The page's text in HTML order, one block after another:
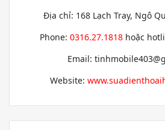
Địa chỉ: 168 Lạch Tray, Ngô
Phone: 0316.27.1818hoặc
Email:
Website: